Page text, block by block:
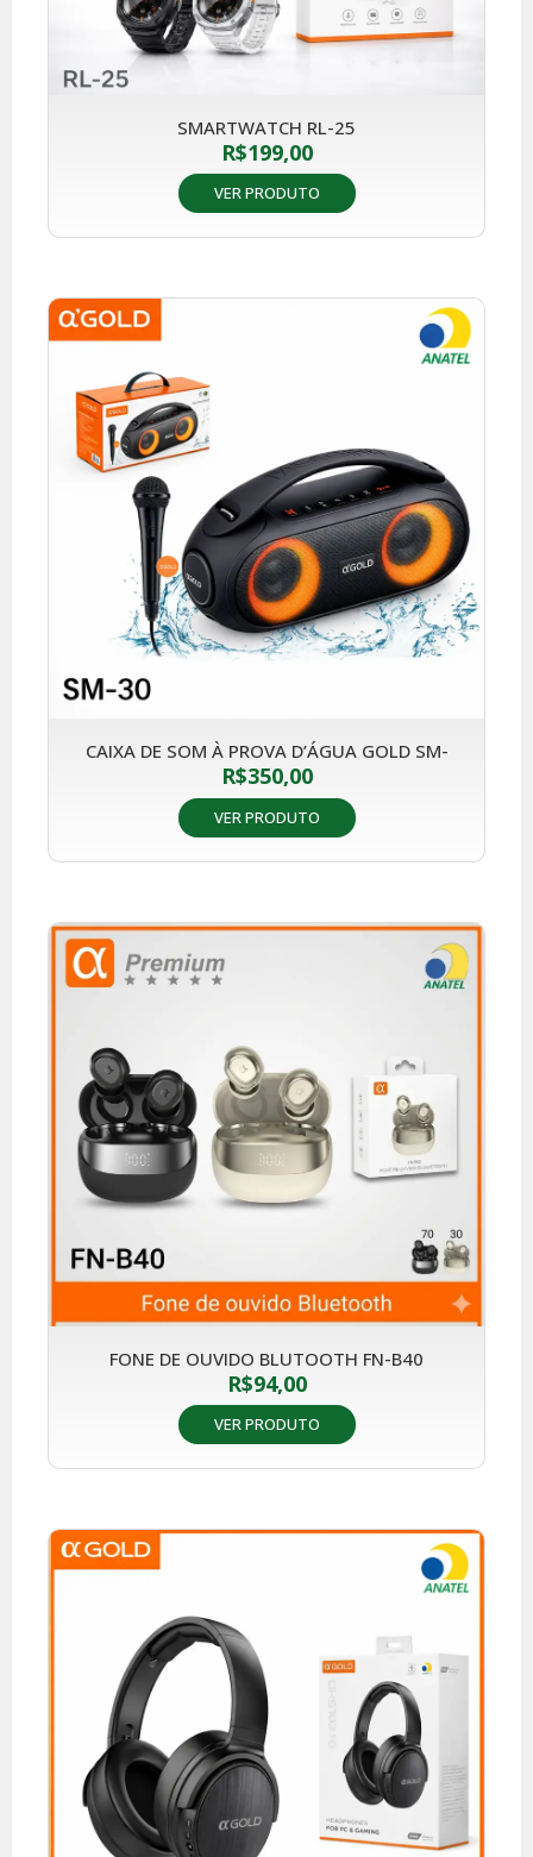
SMARTWATCH RL-25
R$199,00
VER PRODUTO
CAIXA DE SOM À PROVA D’ÁGUA GOLD SM-
R$350,00
VER PRODUTO
FONE DE OUVIDO BLUTOOTH FN-B40
R$94,00
VER PRODUTO